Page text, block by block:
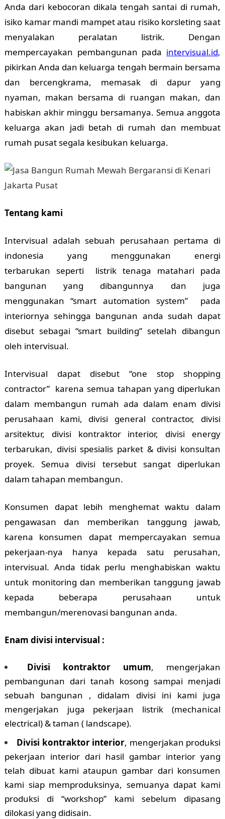
Anda dari kebocoran dikala tengah santai di rumah,
isiko kamar mandi mampet atau risiko korsleting saat
menyalakan peralatan listrik. Dengan
mempercayakan pembangunan pada intervisual.id,
pikirkan Anda dan keluarga tengah bermain bersama
dan bercengkrama, memasak di dapur yang
nyaman, makan bersama di ruangan makan, dan
habiskan akhir minggu bersamanya. Semua anggota
keluarga akan jadi betah di rumah dan membuat
rumah pusat segala kesibukan keluarga.
Tentang kami
Intervisual adalah sebuah perusahaan pertama di
indonesia yang menggunakan energi
terbarukan seperti listrik tenaga matahari pada
bangunan yang dibangunnya dan juga
menggunakan “smart automation system” pada
interiornya sehingga bangunan anda sudah dapat
disebut sebagai “smart building” setelah dibangun
oleh intervisual.
Intervisual dapat disebut “one stop shopping
contractor” karena semua tahapan yang diperlukan
dalam membangun rumah ada dalam enam divisi
perusahaan kami, divisi general contractor, divisi
arsitektur, divisi kontraktor interior, divisi energy
terbarukan, divisi spesialis parket & divisi konsultan
proyek. Semua divisi tersebut sangat diperlukan
dalam tahapan membangun.
Konsumen dapat lebih menghemat waktu dalam
pengawasan dan memberikan tanggung jawab,
karena konsumen dapat mempercayakan semua
pekerjaan-nya hanya kepada satu perusahan,
intervisual. Anda tidak perlu menghabiskan waktu
untuk monitoring dan memberikan tanggung jawab
kepada beberapa perusahaan untuk
membangun/merenovasi bangunan anda.
Enam divisi intervisual :
Divisi kontraktor umum, mengerjakan
pembangunan dari tanah kosong sampai menjadi
sebuah bangunan , didalam divisi ini kami juga
mengerjakan juga pekerjaan listrik (mechanical
electrical) & taman ( landscape).
Divisi kontraktor interior, mengerjakan produksi
pekerjaan interior dari hasil gambar interior yang
telah dibuat kami ataupun gambar dari konsumen
kami siap memproduksinya, semuanya dapat kami
produksi di “workshop” kami sebelum dipasang
dilokasi yang didisain.